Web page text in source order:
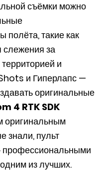
съёмки можно
полёта, такие как
за
и
и Гиперлапс —
оригинальные
4 RTK SDK
оригинальным
знали, пульт
профессиональными
из лучших.